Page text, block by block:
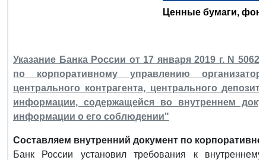
Ценные бумаги,
Указание Банка России от 17 января 2019 г. N
по корпоративному управлению
центрального контрагента, центрального
информации, содержащейся во внутреннем
информации о его соблюдении"
Составляем внутренний документ по
Банк России установил требования к